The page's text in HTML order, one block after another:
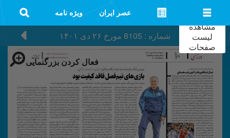
عصر ایران ویژه نامه
شماره : 8105 مورخ ۲۶ دی ۱۴۰۱
فعال کردن بزرگنمایی
مشاهده
لیست
صفحات